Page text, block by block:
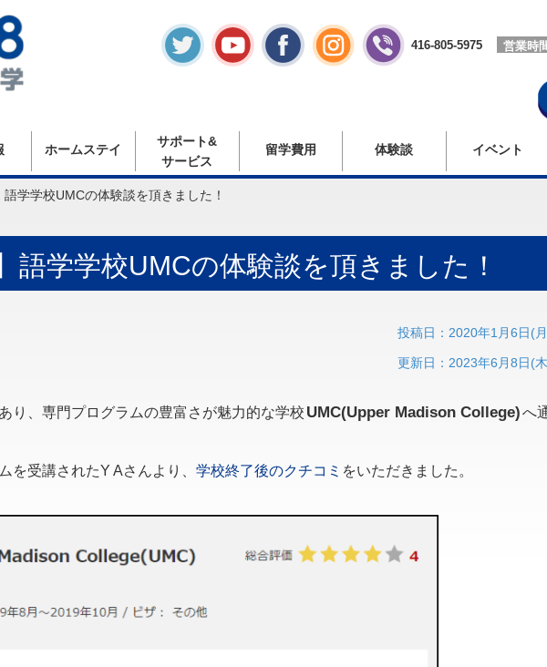
営業時
416-805-5975
ホームステイ
サポート&
サービス
留学費用 体験談 イベント
語学学校UMCの体験談を頂きました！
語学学校UMCの体験談を頂きました！
投稿日：2020年1月6日(
更新日：2023年6月8日(
り、専門プログラムの豊富さが魅力的な学校 UMC(Upper Madison College)へ
を受講されたY Aさんより、 学校終了後のクチコミ をいただきました。